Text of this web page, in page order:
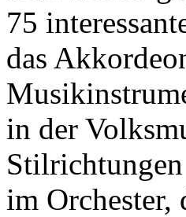
75
das
in der
im Orchester,